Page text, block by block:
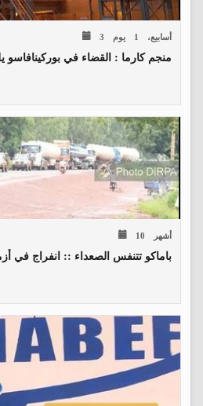
3 أسابيع، 1 يوم
منجم كارما : القضاء في
10 أشهر
باماكو تتنفس الصعداء :: انفراج في